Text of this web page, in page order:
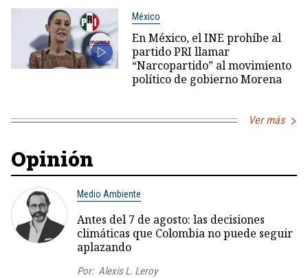
México
En México, el INE prohíbe al
partido PRI llamar
“Narcopartido” al movimiento
político de gobierno Morena
Ver más
Opinión
Medio Ambiente
Antes del 7 de agosto: las decisiones
climáticas que Colombia no puede seguir
aplazando
Por: Alexis L. Leroy